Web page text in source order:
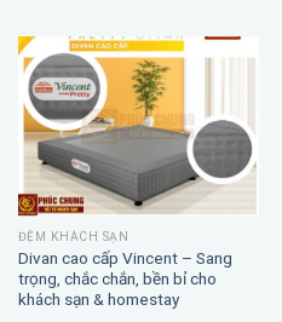
ĐỆM KHÁCH SẠN
Divan cao cấp Vincent – Sang
trọng, chắc chắn, bền bỉ cho
khách sạn & homestay